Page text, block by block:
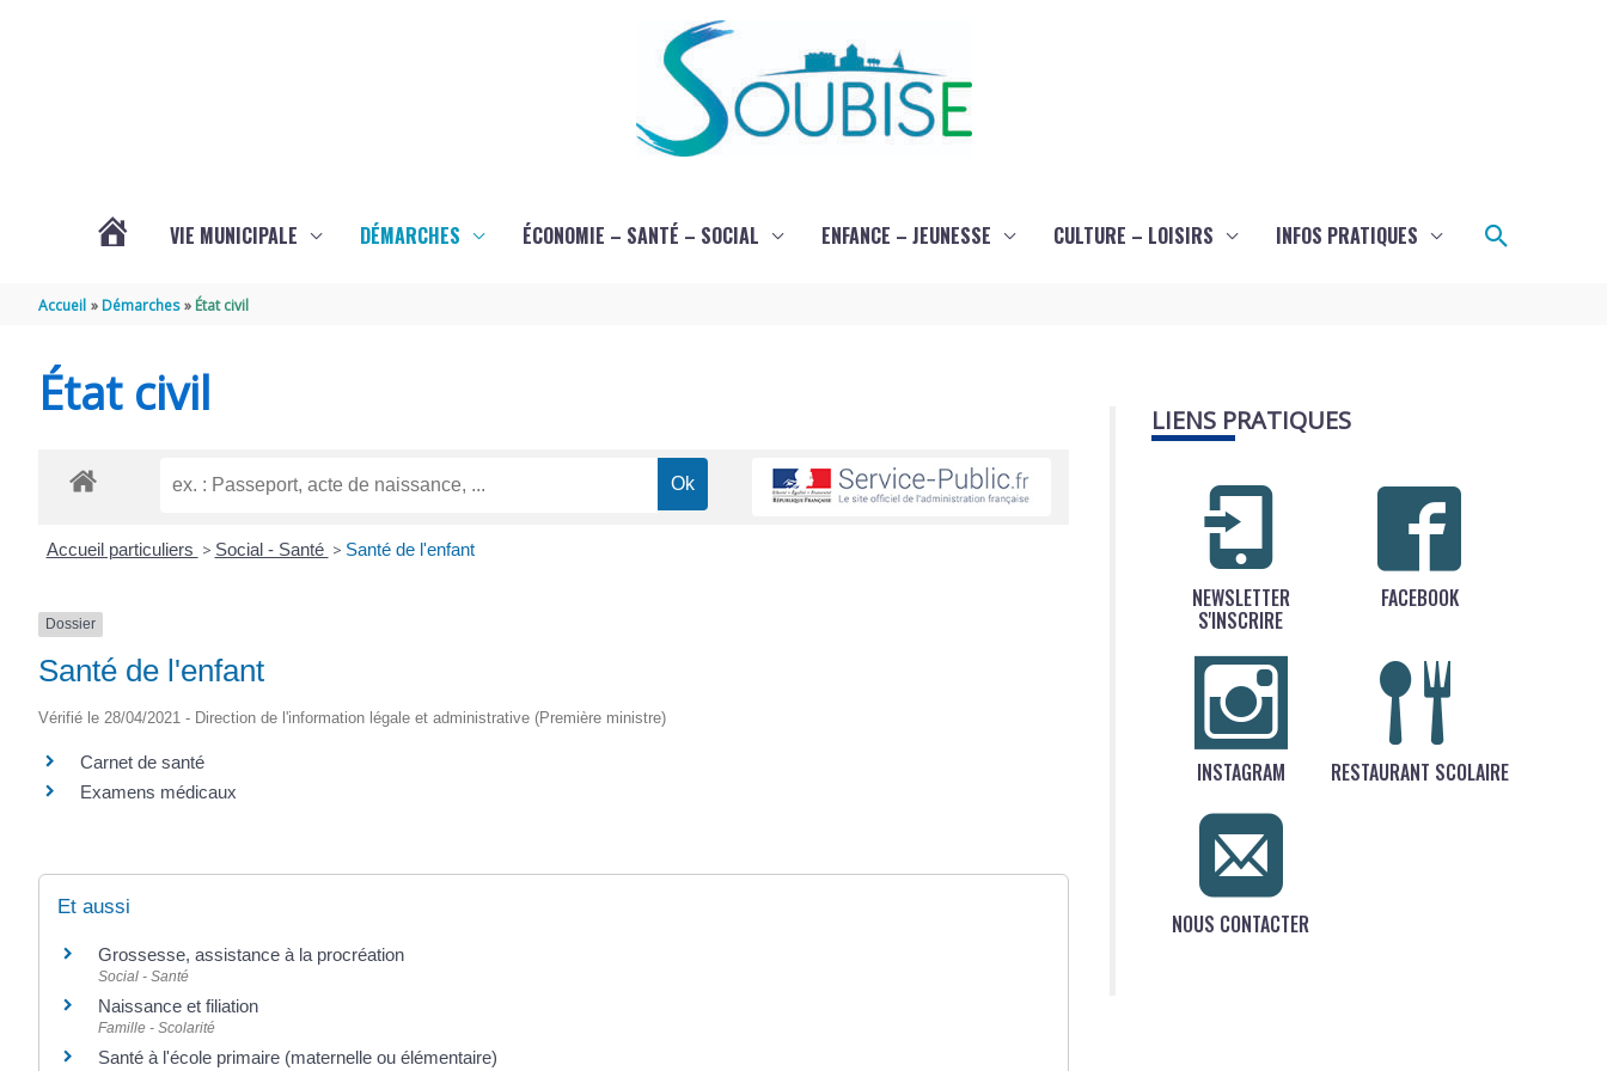
VIE MUNICIPALE DÉMARCHES ÉCONOMIE – SANTÉ – SOCIAL ENFANCE – JEUNESSE CULTURE – LOISIRS INFOS PRATIQUES
Accueil Démarches État civil
État civil
Accueil particuliers > Social - Santé > Santé de l'enfant
Dossier
Santé de l'enfant
Vérifié le 28/04/2021 - Direction de l'information légale et administrative (Première ministre)
Carnet de santé
Examens médicaux
Et aussi
Grossesse, assistance à la procréation
Social - Santé
Naissance et filiation
Famille - Scolarité
Santé à l'école primaire (maternelle ou élémentaire)
LIENS PRATIQUES
NEWSLETTER
S'INSCRIRE
FACEBOOK
INSTAGRAM RESTAURANT SCOLAIRE
NOUS CONTACTER